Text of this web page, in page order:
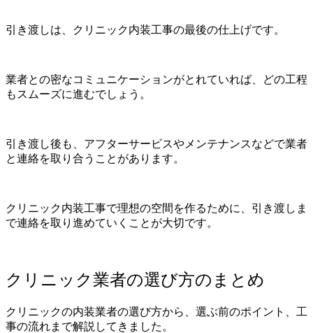
引き渡しは、クリニック内装工事の最後の仕上げです。
業者との密なコミュニケーションがとれていれば、どの工程
もスムーズに進むでしょう。
引き渡し後も、アフターサービスやメンテナンスなどで業者
と連絡を取り合うことがあります。
クリニック内装工事で理想の空間を作るために、引き渡しま
で連絡を取り進めていくことが大切です。
クリニック業者の選び方のまとめ
クリニックの内装業者の選び方から、選ぶ前のポイント、工
事の流れまで解説してきました。